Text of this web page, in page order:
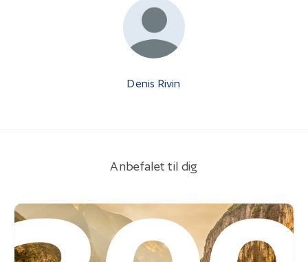
Denis Rivin
Anbefalet til dig